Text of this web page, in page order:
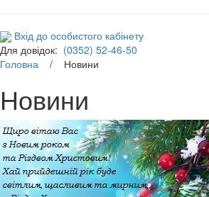
Вхід до особистого кабінету
Для довідок: (0352) 52-46-50
Головна / Новини
Новини